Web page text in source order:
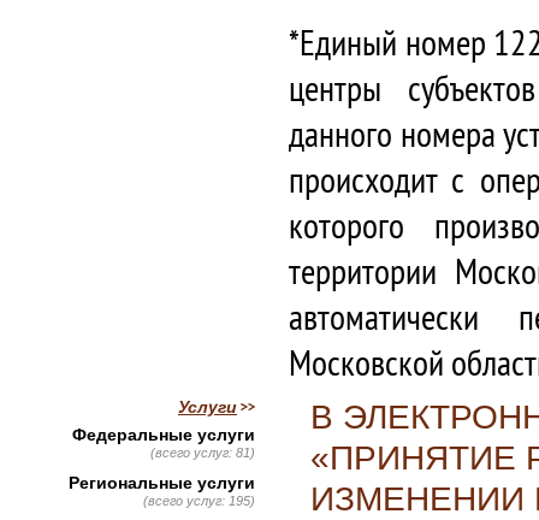
*Единый номер
центры
данного номера
происходит с
которого
территории
автоматически
Московской
В
«ПРИНЯТИЕ
ИЗМЕНЕНИИ
Услуги
Федеральные услуги
(всего услуг: 81)
Региональные услуги
(всего услуг: 195)